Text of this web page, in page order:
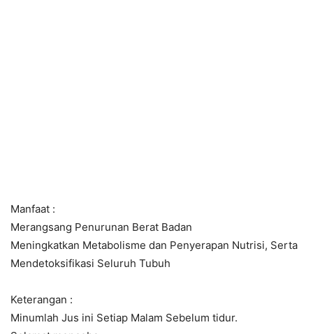
Manfaat :
Merangsang Penurunan Berat Badan
Meningkatkan Metabolisme dan Penyerapan Nutrisi, Serta
Mendetoksifikasi Seluruh Tubuh
Keterangan :
Minumlah Jus ini Setiap Malam Sebelum tidur.